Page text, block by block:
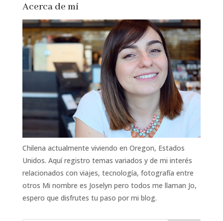
Acerca de mí
Chilena actualmente viviendo en Oregon, Estados
Unidos. Aquí registro temas variados y de mi interés
relacionados con viajes, tecnología, fotografía entre
otros Mi nombre es Joselyn pero todos me llaman Jo,
espero que disfrutes tu paso por mi blog.